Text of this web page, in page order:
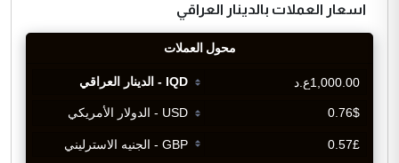
اسعار العملات بالدينار العراقي